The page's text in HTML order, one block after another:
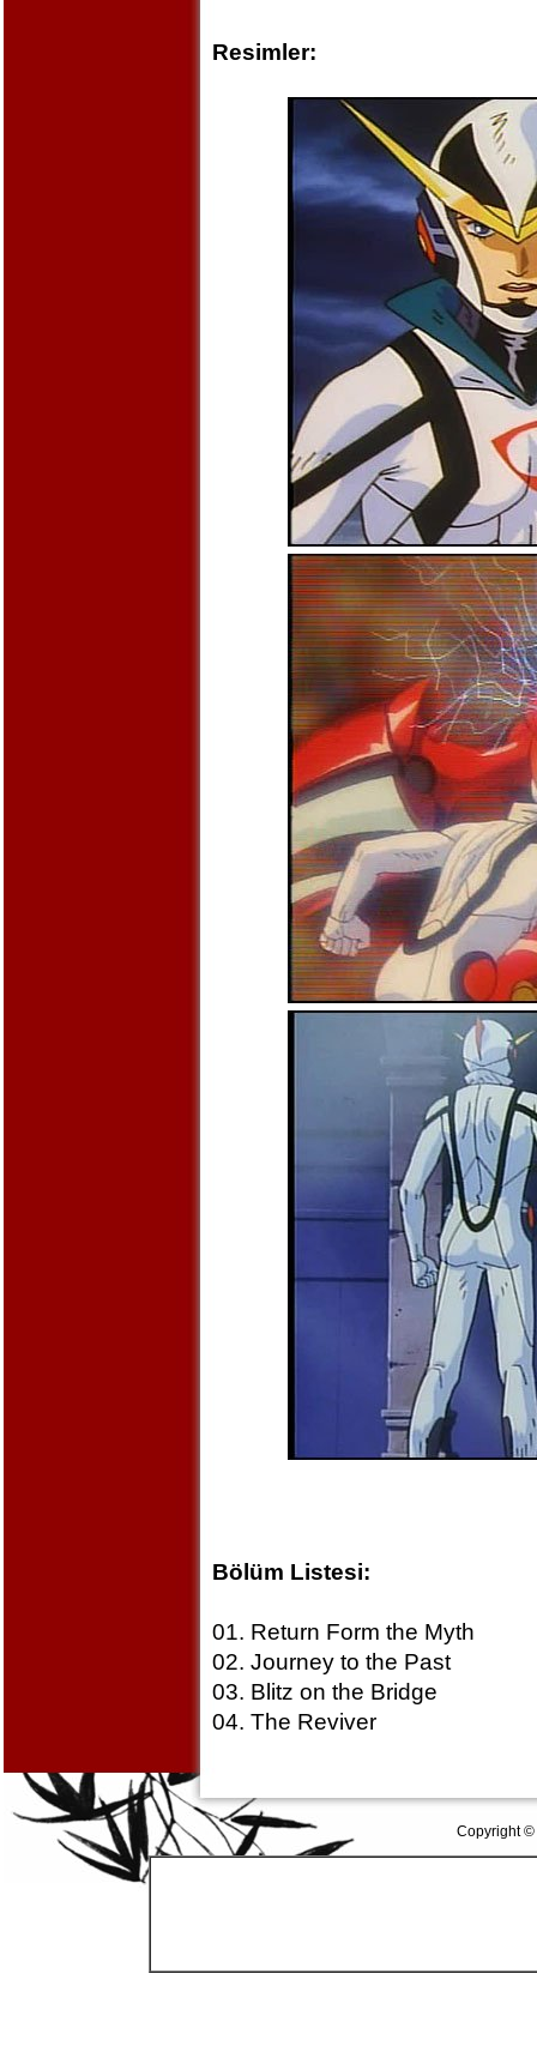
Resimler:
Bölüm Listesi:
01. Return Form the Myth
02. Journey to the Past
03. Blitz on the Bridge
04. The Reviver
Copyright ©